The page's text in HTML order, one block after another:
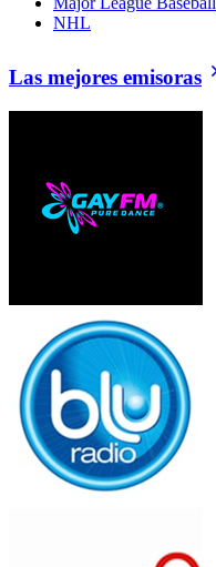
NHL
Las mejores emisoras